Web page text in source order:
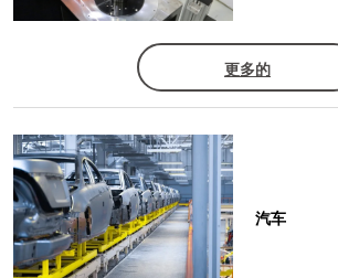
更多的
汽车